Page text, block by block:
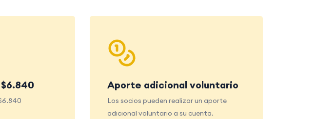
Aporte adicional voluntario
Los socios pueden realizar un aporte
adicional voluntario a su cuenta.